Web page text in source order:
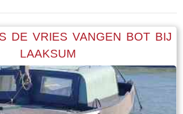
DE VRIES VANGEN BOT BIJ
LAAKSUM